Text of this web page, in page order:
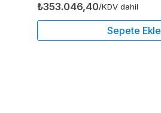
₺353.046,40/KDV dahil
Sepete Ekle